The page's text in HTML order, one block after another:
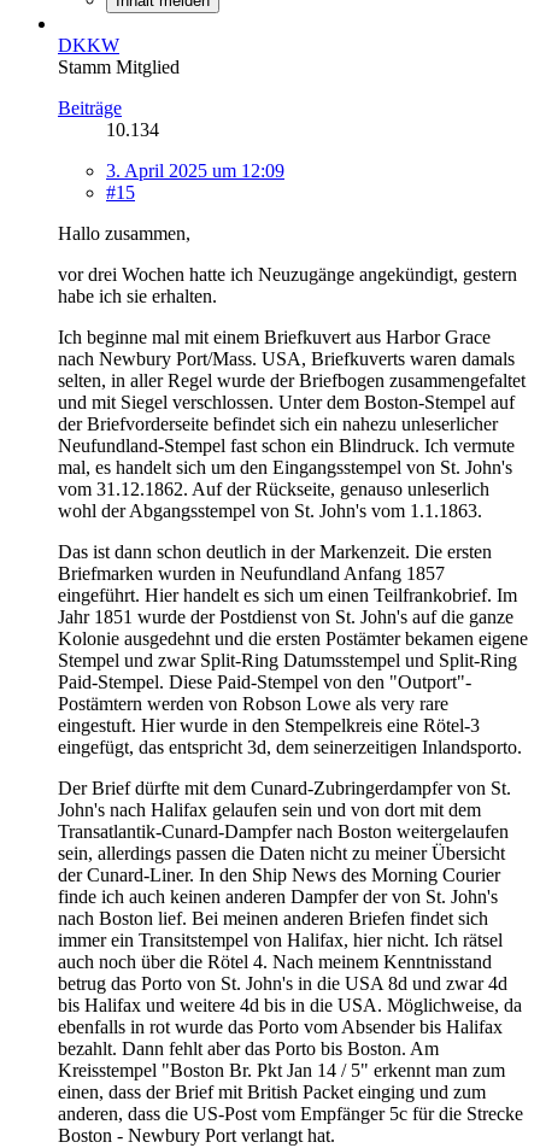
DKKW
Stamm Mitglied
Beiträge
10.134
3. April 2025 um 12:09
#15
Hallo zusammen,
vor drei Wochen hatte ich Neuzugänge angekündigt, gestern
habe ich sie erhalten.
Ich beginne mal mit einem Briefkuvert aus Harbor Grace
nach Newbury Port/Mass. USA, Briefkuverts waren damals
selten, in aller Regel wurde der Briefbogen zusammengefaltet
und mit Siegel verschlossen. Unter dem Boston-Stempel auf
der Briefvorderseite befindet sich ein nahezu unleserlicher
Neufundland-Stempel fast schon ein Blindruck. Ich vermute
mal, es handelt sich um den Eingangsstempel von St. John's
vom 31.12.1862. Auf der Rückseite, genauso unleserlich
wohl der Abgangsstempel von St. John's vom 1.1.1863.
Das ist dann schon deutlich in der Markenzeit. Die ersten
Briefmarken wurden in Neufundland Anfang 1857
eingeführt. Hier handelt es sich um einen Teilfrankobrief. Im
Jahr 1851 wurde der Postdienst von St. John's auf die ganze
Kolonie ausgedehnt und die ersten Postämter bekamen eigene
Stempel und zwar Split-Ring Datumsstempel und Split-Ring
Paid-Stempel. Diese Paid-Stempel von den "Outport"-
Postämtern werden von Robson Lowe als very rare
eingestuft. Hier wurde in den Stempelkreis eine Rötel-3
eingefügt, das entspricht 3d, dem seinerzeitigen Inlandsporto.
Der Brief dürfte mit dem Cunard-Zubringerdampfer von St.
John's nach Halifax gelaufen sein und von dort mit dem
Transatlantik-Cunard-Dampfer nach Boston weitergelaufen
sein, allerdings passen die Daten nicht zu meiner Übersicht
der Cunard-Liner. In den Ship News des Morning Courier
finde ich auch keinen anderen Dampfer der von St. John's
nach Boston lief. Bei meinen anderen Briefen findet sich
immer ein Transitstempel von Halifax, hier nicht. Ich rätsel
auch noch über die Rötel 4. Nach meinem Kenntnisstand
betrug das Porto von St. John's in die USA 8d und zwar 4d
bis Halifax und weitere 4d bis in die USA. Möglichweise, da
ebenfalls in rot wurde das Porto vom Absender bis Halifax
bezahlt. Dann fehlt aber das Porto bis Boston. Am
Kreisstempel "Boston Br. Pkt Jan 14 / 5" erkennt man zum
einen, dass der Brief mit British Packet einging und zum
anderen, dass die US-Post vom Empfänger 5c für die Strecke
Boston - Newbury Port verlangt hat.